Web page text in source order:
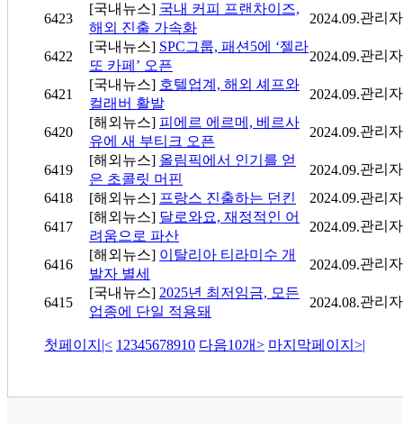
6423
[국내뉴스] 국내 커피 프랜차이즈,
해외 진출 가속화
2024.09.관리자
6422
[국내뉴스] SPC그룹, 패션5에 ‘젤라
또 카페’ 오픈
2024.09.관리자
6421
[국내뉴스] 호텔업계, 해외 셰프와
컬래버 활발
2024.09.관리자
6420
[해외뉴스] 피에르 에르메, 베르사
유에 새 부티크 오픈
2024.09.관리자
6419
[해외뉴스] 올림픽에서 인기를 얻
은 초콜릿 머핀
2024.09.관리자
6418
[해외뉴스] 프랑스 진출하는 던킨 2024.09.관리자
6417
[해외뉴스] 달로와요, 재정적인 어
려움으로 파산
2024.09.관리자
6416
[해외뉴스] 이탈리아 티라미수 개
발자 별세
2024.09.관리자
6415
[국내뉴스] 2025년 최저임금, 모든
업종에 단일 적용돼
2024.08.관리자
첫페이지 |< 1 2345678910 다음10개> 마지막페이지 >|